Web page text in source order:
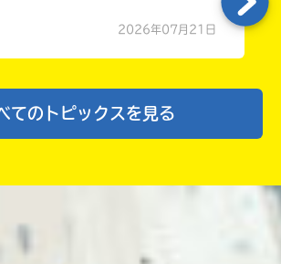
2026年07月21日
てのトピックスを見る